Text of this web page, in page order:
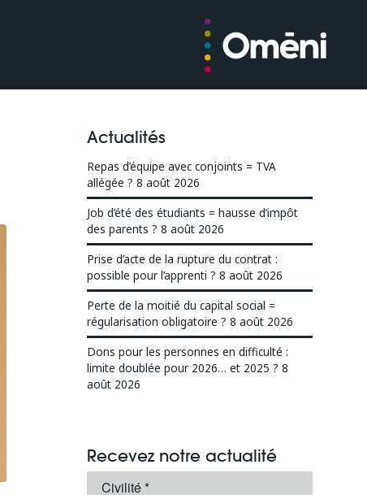
Actualités
Repas d’équipe avec conjoints = TVA
allégée ? 8 août 2026
Job d’été des étudiants = hausse d’impôt
des parents ? 8 août 2026
Prise d’acte de la rupture du contrat :
possible pour l’apprenti ? 8 août 2026
Perte de la moitié du capital social =
régularisation obligatoire ? 8 août 2026
Dons pour les personnes en difficulté :
limite doublée pour 2026… et 2025 ? 8
août 2026
Recevez notre actualité